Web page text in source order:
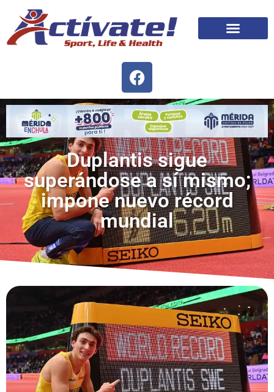
Duplantis sigue
superándose a sí mismo;
impone nuevo récord
mundial